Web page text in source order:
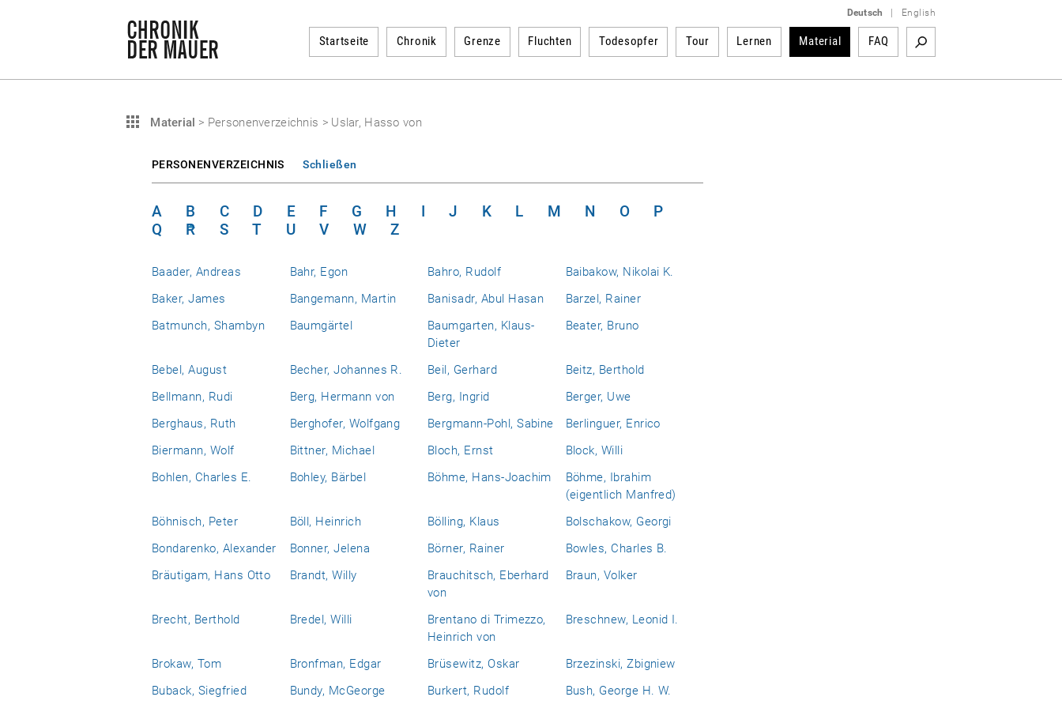
Deutsch English
Startseite Chronik Grenze Fluchten Todesopfer Tour Lernen Material FAQ
Material > Personenverzeichnis > Uslar, Hasso von
PERSONENVERZEICHNIS Schließen
A B C D E F G H I J K L M N O
P
Q
R S T U V W Z
Baader, Andreas Bahr, Egon Bahro, Rudolf
Baibakow, Nikolai K.
Baker, James
Bangemann, Martin Banisadr, Abul Hasan
Barzel, Rainer
Batmunch, Shambyn
Baumgärtel
Baumgarten, Klaus-
Dieter
Beater, Bruno
Bebel, August Becher, Johannes R. Beil, Gerhard
Beitz, Berthold
Bellmann, Rudi
Berg, Hermann von Berg, Ingrid
Berger, Uwe
Berghaus, Ruth
Berghofer, Wolfgang Bergmann-Pohl, Sabine
Berlinguer, Enrico
Biermann, Wolf
Bittner, Michael Bloch, Ernst
Block, Willi
Bohlen, Charles E.
Bohley, Bärbel Böhme, Hans-Joachim
Böhme, Ibrahim
(eigentlich Manfred)
Böhnisch, Peter
Böll, Heinrich Bölling, Klaus
Bolschakow, Georgi
Bondarenko, Alexander
Bonner, Jelena Börner, Rainer
Bowles, Charles B.
Bräutigam, Hans Otto
Brandt, Willy
Brauchitsch, Eberhard
von
Braun, Volker
Brecht, Berthold Bredel, Willi
Brentano di Trimezzo,
Heinrich von
Breschnew, Leonid I.
Brokaw, Tom Bronfman, Edgar Brüsewitz, Oskar
Brzezinski, Zbigniew
Buback, Siegfried
Bundy, McGeorge Burkert, Rudolf Bush, George H. W.